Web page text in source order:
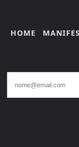
HOME